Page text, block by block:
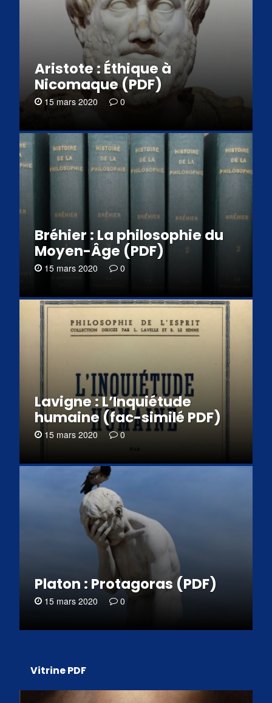
Aristote : Éthique à
Nicomaque (PDF)
15 mars 2020 0
Bréhier : La philosophie du
Moyen-Âge (PDF)
15 mars 2020 0
Lavigne : L’Inquiétude
humaine (fac-similé PDF)
15 mars 2020 0
Platon : Protagoras (PDF)
15 mars 2020 0
Vitrine PDF